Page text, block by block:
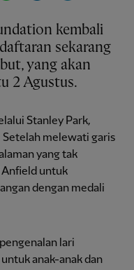
kembali
sekarang
yang akan
2 Agustus.
Stanley Park,
melewati garis
yang tak
Anfield untuk
dengan medali
lari
anak-anak dan